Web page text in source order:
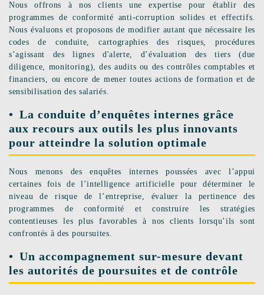
Nous offrons à nos clients une expertise pour établir des
programmes de conformité anti-corruption solides et effectifs.
Nous évaluons et proposons de modifier autant que nécessaire les
codes de conduite, cartographies des risques, procédures
s’agissant des lignes d'alerte, d’évaluation des tiers (due
diligence, monitoring), des audits ou des contrôles comptables et
financiers, ou encore de mener toutes actions de formation et de
sensibilisation des salariés.
La conduite d’enquêtes internes grâce
aux recours aux outils les plus innovants
pour atteindre la solution optimale
Nous menons des enquêtes internes poussées avec l’appui
certaines fois de l’intelligence artificielle pour déterminer le
niveau de risque de l’entreprise, évaluer la pertinence des
programmes de conformité et construire les stratégies
contentieuses les plus favorables à nos clients lorsqu’ils sont
confrontés à des poursuites.
Un accompagnement sur-mesure devant
les autorités de poursuites et de contrôle